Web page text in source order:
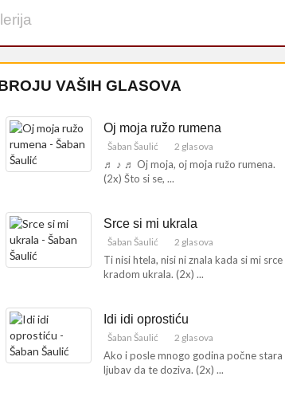
VAŠIH GLASOVA
Oj moja ružo rumena
Šaban Šaulić 2 glasova
♬ ♪ ♬ Oj moja, oj moja ružo rumena.
(2x) Što si se, ...
Srce si mi ukrala
Šaban Šaulić 2 glasova
Ti nisi htela, nisi ni znala kada si mi srce
kradom ukrala. (2x) ...
Idi idi oprostiću
Šaban Šaulić 2 glasova
Ako i posle mnogo godina počne stara
ljubav da te doziva. (2x) ...